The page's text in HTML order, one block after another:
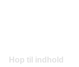
Hop til indhold